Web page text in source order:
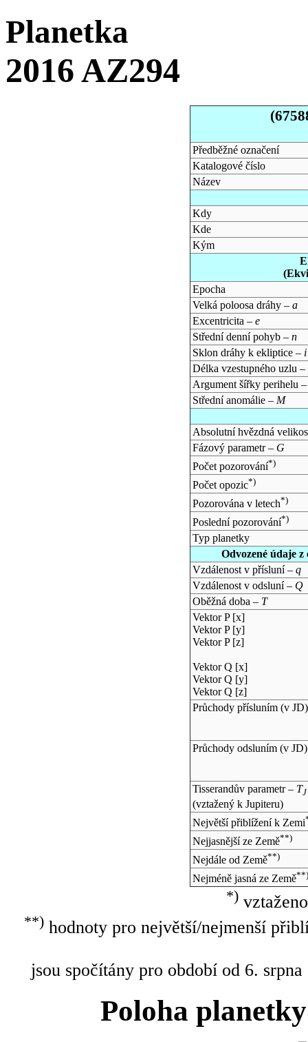
Planetka
2016 AZ294
Předběžné označení
Katalogové číslo
Název
Kdy
Kde
Kým
Epocha
Velká poloosa dráhy – a
Excentricita – e
Střední denní pohyb – n
Sklon dráhy k ekliptice – i
Délka vzestupného uzlu –
Argument šířky perihelu
Střední anomálie – M
Absolutní hvězdná
Fázový parametr – G
Počet pozorování*)
Počet opozic*)
Pozorována v letech*)
Poslední pozorování*)
Typ planetky
Odvozené údaje
Vzdálenost v přísluní – q
Vzdálenost v odsluní – Q
Oběžná doba – T
Vektor P [x]
Vektor P [y]
Vektor P [z]
Vektor Q [x]
Vektor Q [y]
Vektor Q [z]
Průchody přísluním (v JD)
Průchody odsluním (v JD)
Tisserandův parametr – TJ
(vztažený k Jupiteru)
Největší přiblížení k Zemi
Nejjasnější ze Země**)
Nejdále od Země**)
Nejméně jasná ze Země**)
*)
**)hodnoty pro největší/nejmenší
jsou spočítány pro období od 6.
Poloha